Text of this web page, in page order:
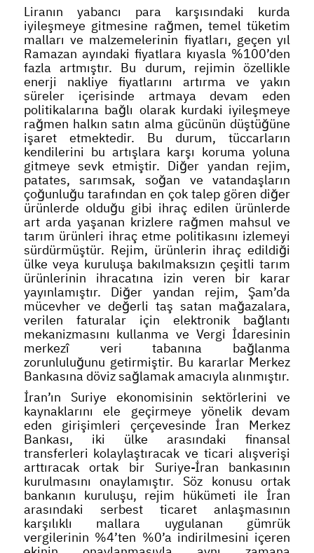
Liranın yabancı para karşısındaki kurda
iyileşmeye gitmesine rağmen, temel tüketim
malları ve malzemelerinin fiyatları, geçen yıl
Ramazan ayındaki fiyatlara kıyasla %100’den
fazla artmıştır. Bu durum, rejimin özellikle
enerji nakliye fiyatlarını artırma ve yakın
süreler içerisinde artmaya devam eden
politikalarına bağlı olarak kurdaki iyileşmeye
rağmen halkın satın alma gücünün düştüğüne
işaret etmektedir. Bu durum, tüccarların
kendilerini bu artışlara karşı koruma yoluna
gitmeye sevk etmiştir. Diğer yandan rejim,
patates, sarımsak, soğan ve vatandaşların
çoğunluğu tarafından en çok talep gören diğer
ürünlerde olduğu gibi ihraç edilen ürünlerde
art arda yaşanan krizlere rağmen mahsul ve
tarım ürünleri ihraç etme politikasını izlemeyi
sürdürmüştür. Rejim, ürünlerin ihraç edildiği
ülke veya kuruluşa bakılmaksızın çeşitli tarım
ürünlerinin ihracatına izin veren bir karar
yayınlamıştır. Diğer yandan rejim, Şam’da
mücevher ve değerli taş satan mağazalara,
verilen faturalar için elektronik bağlantı
mekanizmasını kullanma ve Vergi İdaresinin
merkezî veri tabanına bağlanma
zorunluluğunu getirmiştir. Bu kararlar Merkez
Bankasına döviz sağlamak amacıyla alınmıştır.
İran’ın Suriye ekonomisinin sektörlerini ve
kaynaklarını ele geçirmeye yönelik devam
eden girişimleri çerçevesinde İran Merkez
Bankası, iki ülke arasındaki finansal
transferleri kolaylaştıracak ve ticari alışverişi
arttıracak ortak bir Suriye-İran bankasının
kurulmasını onaylamıştır. Söz konusu ortak
bankanın kuruluşu, rejim hükümeti ile İran
arasındaki serbest ticaret anlaşmasının
karşılıklı mallara uygulanan gümrük
vergilerinin %4’ten %0’a indirilmesini içeren